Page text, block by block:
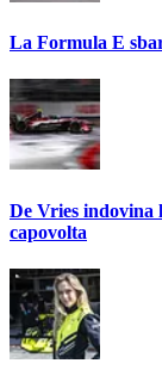
La Formula E
De Vries indovina
capovolta